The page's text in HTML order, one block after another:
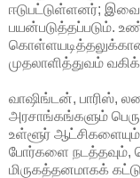
ஈடுபட்டுள்ளனர்;
பயன்படுத்தப்படும்.
முதலாளித்துவம்
வாஷிங்டன், பாரிஸ்,
அரசாங்கங்களும்
உள்ளூர்
போர்களை நடத்தவும்,
மிருகத்தனமாகக்